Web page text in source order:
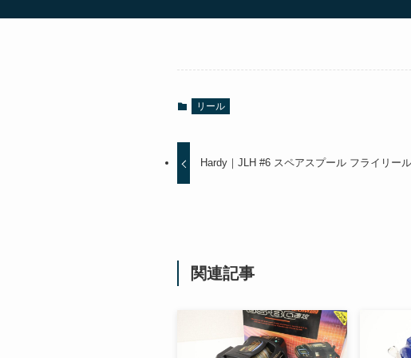
リール
Hardy｜JLH #6 スペアスプール フライリー
関連記事